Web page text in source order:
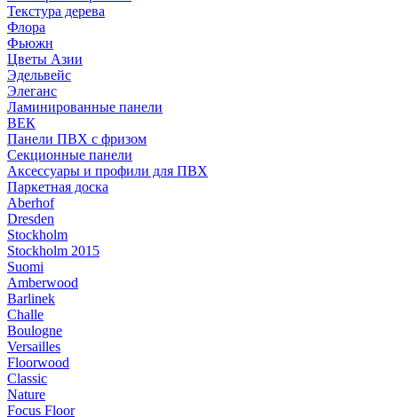
Текстура дерева
Флора
Фьюжн
Цветы Азии
Эдельвейс
Элеганс
Ламинированные панели
ВЕК
Панели ПВХ с фризом
Секционные панели
Аксессуары и профили для ПВХ
Паркетная доска
Aberhof
Dresden
Stockholm
Stockholm 2015
Suomi
Amberwood
Barlinek
Challe
Boulogne
Versailles
Floorwood
Classic
Nature
Focus Floor